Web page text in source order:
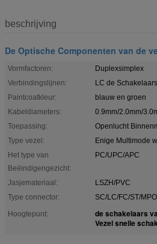
beschrijving
De Optische Componenten van de
Vormfactoren:
Duplexsimplex
Verbindingslijnen:
LC de
Paintcoatkleur:
blauw en groen
Kabeldiameters:
0.9mm/2.0mm/
Toepassing:
Openlucht
Type vezel:
Enige Multimode
Het type van
Beëindigengezicht:
PC/UPC/APC
Jasjemateriaal:
LSZH/PVC
Type connector:
SC/LC/FC/ST/
Hoogtepunt:
de schakelaars
Vezel snelle